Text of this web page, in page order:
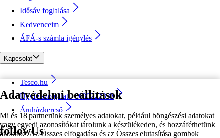
Adatvédelmi beállítások
Mi és 18 partnerünk személyes adatokat, például böngészési adatokat
vagy egyedi azonosítókat tárolunk a készülékeden, és hozzáférhetünk
azokhoz. Az Összes elfogadása és az Összes elutasítása gombok
Idősáv foglalása
Kedvenceim
ÁFÁ-s számla igénylés
Kapcsolat
Tesco.hu
Ügyfélszolgálat - 0680222333
Áruházkereső
followUs